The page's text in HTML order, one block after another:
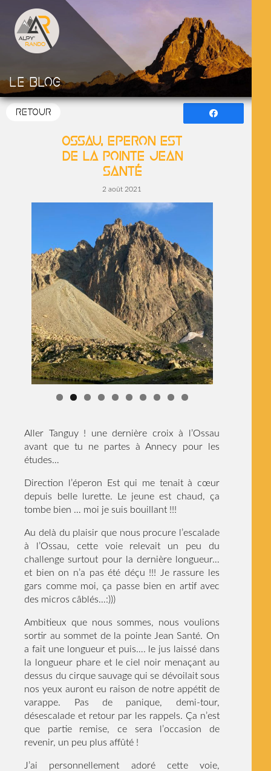
Le blog
RETOUR
Ossau, Eperon Est
de la pointe Jean
Santé
2 août 2021
Aller Tanguy ! une dernière croix à l’Ossau
avant que tu ne partes à Annecy pour les
études…
Direction l’éperon Est qui me tenait à cœur
depuis belle lurette. Le jeune est chaud, ça
tombe bien … moi je suis bouillant !!!
Au delà du plaisir que nous procure l’escalade
à l’Ossau, cette voie relevait un peu du
challenge surtout pour la dernière longueur…
et bien on n’a pas été déçu !!! Je rassure les
gars comme moi, ça passe bien en artif avec
des micros câblés…:)))
Ambitieux que nous sommes, nous voulions
sortir au sommet de la pointe Jean Santé. On
a fait une longueur et puis…. le jus laissé dans
la longueur phare et le ciel noir menaçant au
dessus du cirque sauvage qui se dévoilait sous
nos yeux auront eu raison de notre appétit de
varappe. Pas de panique, demi-tour,
désescalade et retour par les rappels. Ça n’est
que partie remise, ce sera l’occasion de
revenir, un peu plus affûté !
J’ai personnellement adoré cette voie,